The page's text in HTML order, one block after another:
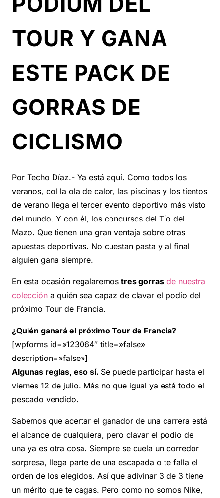
TOUR Y GANA
ESTE PACK DE
GORRAS DE
CICLISMO
Por Techo Díaz.- Ya está aquí. Como todos los
veranos, col la ola de calor, las piscinas y los tientos
de verano llega el tercer evento deportivo más visto
del mundo. Y con él, los concursos del Tío del
Mazo. Que tienen una gran ventaja sobre otras
apuestas deportivas. No cuestan pasta y al final
alguien gana siempre.
En esta ocasión regalaremos tres gorras de nuestra
colección a quién sea capaz de clavar el podio del
próximo Tour de Francia.
¿Quién ganará el próximo Tour de Francia?
[wpforms id=»123064″ title=»false»
description=»false»]
Algunas reglas, eso sí. Se puede participar hasta el
viernes 12 de julio. Más no que igual ya está todo el
pescado vendido.
Sabemos que acertar el ganador de una carrera está
el alcance de cualquiera, pero clavar el podio de
una ya es otra cosa. Siempre se cuela un corredor
sorpresa, llega parte de una escapada o te falla el
orden de los elegidos. Así que adivinar 3 de 3 tiene
un mérito que te cagas. Pero como no somos Nike,